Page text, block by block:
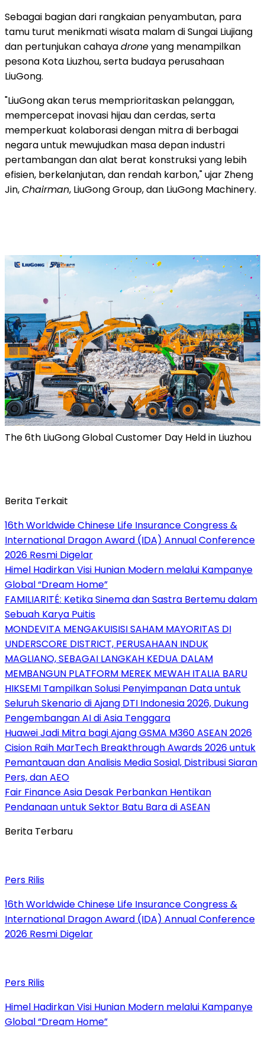
Sebagai bagian dari rangkaian penyambutan, para
tamu turut menikmati wisata malam di Sungai Liujiang
dan pertunjukan cahayadroneyang menampilkan
pesona Kota Liuzhou, serta budaya perusahaan
LiuGong.
"LiuGong akan terus memprioritaskan pelanggan,
mempercepat inovasi hijau dan cerdas, serta
memperkuat kolaborasi dengan mitra di berbagai
negara untuk mewujudkan masa depan industri
pertambangan dan alat berat konstruksi yang lebih
efisien, berkelanjutan, dan rendah karbon," ujar Zheng
Jin,Chairman, LiuGong Group, dan LiuGong Machinery.
The 6th LiuGong Global Customer Day Held in Liuzhou
Berita Terkait
16th Worldwide Chinese Life Insurance Congress &
International Dragon Award (IDA) Annual Conference
2026 Resmi Digelar
Himel Hadirkan Visi Hunian Modern melalui Kampanye
Global “Dream Home”
FAMILIARITÉ: Ketika Sinema dan Sastra Bertemu dalam
Sebuah Karya Puitis
MONDEVITA MENGAKUISISI SAHAM MAYORITAS DI
UNDERSCORE DISTRICT, PERUSAHAAN INDUK
MAGLIANO, SEBAGAI LANGKAH KEDUA DALAM
MEMBANGUN PLATFORM MEREK MEWAH ITALIA BARU
HIKSEMI Tampilkan Solusi Penyimpanan Data untuk
Seluruh Skenario di Ajang DTI Indonesia 2026, Dukung
Pengembangan AI di Asia Tenggara
Huawei Jadi Mitra bagi Ajang GSMA M360 ASEAN 2026
Cision Raih MarTech Breakthrough Awards 2026 untuk
Pemantauan dan Analisis Media Sosial, Distribusi Siaran
Pers, dan AEO
Fair Finance Asia Desak Perbankan Hentikan
Pendanaan untuk Sektor Batu Bara di ASEAN
Berita Terbaru
Pers Rilis
16th Worldwide Chinese Life Insurance Congress &
International Dragon Award (IDA) Annual Conference
2026 Resmi Digelar
Pers Rilis
Himel Hadirkan Visi Hunian Modern melalui Kampanye
Global “Dream Home”